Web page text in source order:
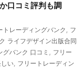
口コミ評判も調
トレーディングバンク
フ
ライフデザイン出版合同
バンク 口コミ
フリー
い フリートレーディン